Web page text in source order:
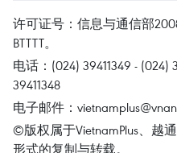
许可证号：信息与通信部
BTTTT。
电话：(024) 39411349 - (024)
39411348
电子邮件：
©版权属于VietnamPlus、越
形式的复制与转载。